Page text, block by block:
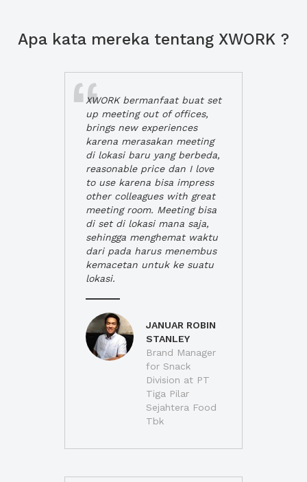
Apa kata mereka tentang XWORK ?
XWORK bermanfaat buat set
up meeting out of offices,
brings new experiences
karena merasakan meeting
di lokasi baru yang berbeda,
reasonable price dan I love
to use karena bisa impress
other colleagues with great
meeting room. Meeting bisa
di set di lokasi mana saja,
sehingga menghemat waktu
dari pada harus menembus
kemacetan untuk ke suatu
lokasi.
JANUAR ROBIN
STANLEY
Brand Manager
for Snack
Division at PT
Tiga Pilar
Sejahtera Food
Tbk